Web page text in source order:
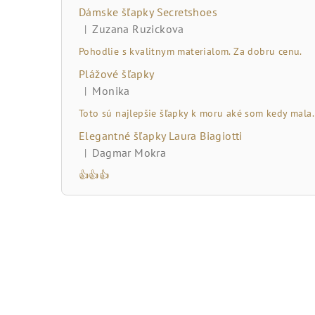
l
Dámske šľapky Secretshoes
Hodnotenie produktu je 5 z 5 hviezdičiek.
| Zuzana Ruzickova
Pohodlie s kvalitnym materialom. Za dobru cenu.
Plážové šľapky
Hodnotenie produktu je 5 z 5 hviezdičiek.
| Monika
Toto sú najlepšie šľapky k moru aké som kedy mala.
Elegantné šľapky Laura Biagiotti
Hodnotenie produktu je 5 z 5 hviezdičiek.
| Dagmar Mokra
👍👍👍